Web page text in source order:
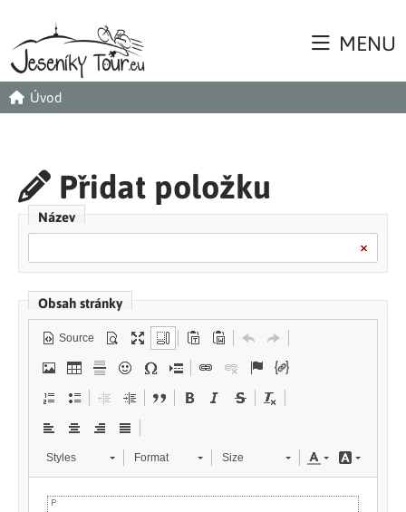
MENU
Úvod
Přidat položku
Název
Obsah stránky
Source
Styles Format Size